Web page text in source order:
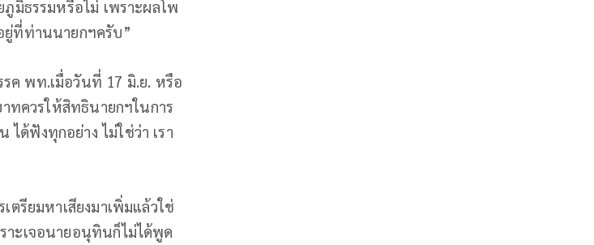
มิธรรมหรือไม่ เพราะผลโพ
ยู่ที่ท่านนายกฯครับ”
ค พท.เมื่อวันที่ 17 มิ.ย. หรือ
าทควรให้สิทธินายกฯในการ
ได้ฟังทุกอย่าง ไม่ใช่ว่า เรา
ตรียมหาเสียงมาเพิ่มแล้วใช่
าะเจอนายอนุทินก็ไม่ได้พูด